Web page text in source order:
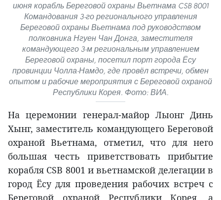
июня корабль Береговой охраны Вьетнама CSB 8001
Командования 3-го регионального управления
Береговой охраны Вьетнама под руководством
полковника Нгуен Чан Донга, заместителя
командующего 3-м региональным управлением
Береговой охраны, посетил порт города Ёсу
провинции Чолла-Намдо, где провёл встречи, обмен
опытом и рабочие мероприятия с Береговой охраной
Республики Корея. Фото: ВИА.
На церемонии генерал-майор Лыонг Динь
Хынг, заместитель командующего Береговой
охраной Вьетнама, отметил, что для него
большая честь приветствовать прибытие
корабля CSB 8001 и вьетнамской делегации в
город Ёсу для проведения рабочих встреч с
Береговой охраной Республики Корея, а